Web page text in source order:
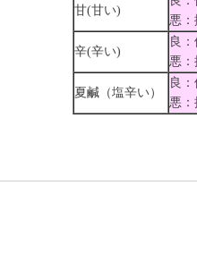
甘(甘い)
悪：
辛(辛い)
良
悪：
夏鹹（塩辛い）
良
悪：